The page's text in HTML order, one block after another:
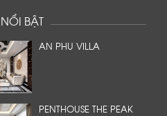
BẬT
AN PHU VILLA
PENTHOUSE THE PEAK